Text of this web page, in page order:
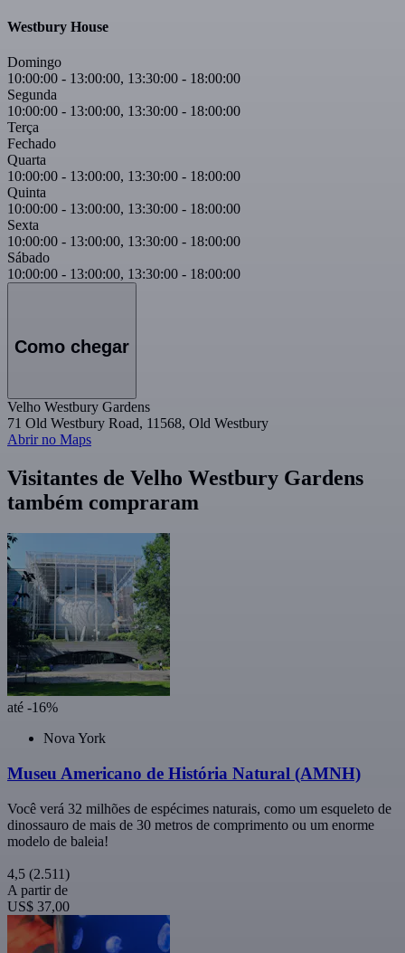
Westbury House
Domingo
10:00:00 - 13:00:00, 13:30:00 - 18:00:00
Segunda
10:00:00 - 13:00:00, 13:30:00 - 18:00:00
Terça
Fechado
Quarta
10:00:00 - 13:00:00, 13:30:00 - 18:00:00
Quinta
10:00:00 - 13:00:00, 13:30:00 - 18:00:00
Sexta
10:00:00 - 13:00:00, 13:30:00 - 18:00:00
Sábado
10:00:00 - 13:00:00, 13:30:00 - 18:00:00
Como chegar
Velho Westbury Gardens
71 Old Westbury Road, 11568, Old Westbury
Abrir no Maps
Visitantes de Velho Westbury Gardens
também compraram
até -16%
Nova York
Museu Americano de História Natural (AMNH)
Você verá 32 milhões de espécimes naturais, como um esqueleto de
dinossauro de mais de 30 metros de comprimento ou um enorme
modelo de baleia!
4,5 (2.511)
A partir de
US$ 37,00